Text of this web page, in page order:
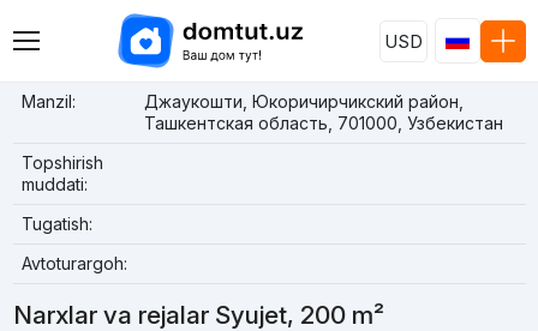
USD
Manzil:
Джаукошти, Юкоричирчикский район,
Ташкентская область, 701000, Узбекистан
Topshirish
muddati:
Tugatish:
Avtoturargoh:
Narxlar va rejalar Syujet, 200 m²